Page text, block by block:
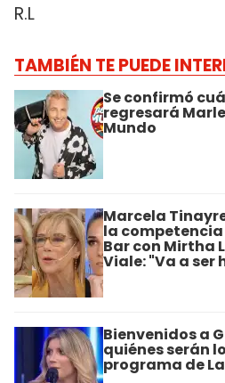
R.L
TAMBIÉN TE PUEDE
Se confirmó
regresará
Mundo
Marcela
la competencia
Bar con Mirtha
Viale: "Va a ser
Bienvenidos a
quiénes serán
programa de